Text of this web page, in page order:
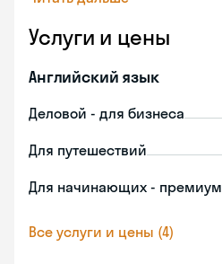
Услуги и цены
Английский язык
Деловой - для бизнеса
Для путешествий
Для начинающих - премиум
Все услуги и цены (4)